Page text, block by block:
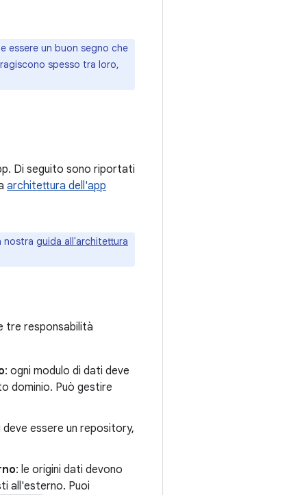
essere un buon segno che
spesso tra loro,
Di seguito sono riportati
architettura dell'app
nostra guida all'architettura
tre responsabilità
: ogni modulo di dati deve
dominio. Può gestire
deve essere un repository,
: le origini dati devono
all'esterno. Puoi